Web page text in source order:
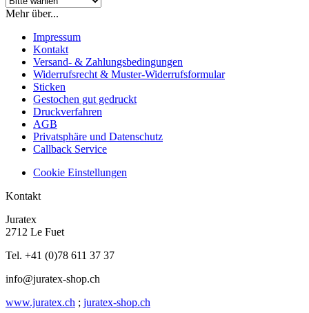
Mehr über...
Impressum
Kontakt
Versand- & Zahlungsbedingungen
Widerrufsrecht & Muster-Widerrufsformular
Sticken
Gestochen gut gedruckt
Druckverfahren
AGB
Privatsphäre und Datenschutz
Callback Service
Cookie Einstellungen
Kontakt
Juratex
2712 Le Fuet
Tel. +41 (0)78 611 37 37
info@juratex-shop.ch
www.juratex.ch ; juratex-shop.ch